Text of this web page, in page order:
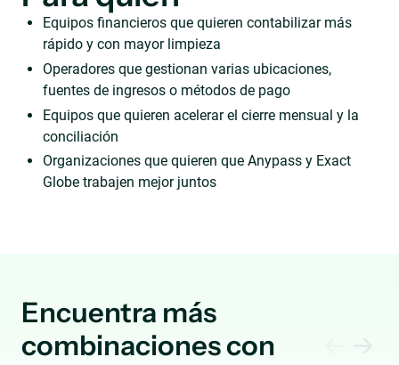
Equipos financieros que quieren contabilizar más
rápido y con mayor limpieza
Operadores que gestionan varias ubicaciones,
fuentes de ingresos o métodos de pago
Equipos que quieren acelerar el cierre mensual y la
conciliación
Organizaciones que quieren que Anypass y Exact
Globe trabajen mejor juntos
Encuentra más
combinaciones con